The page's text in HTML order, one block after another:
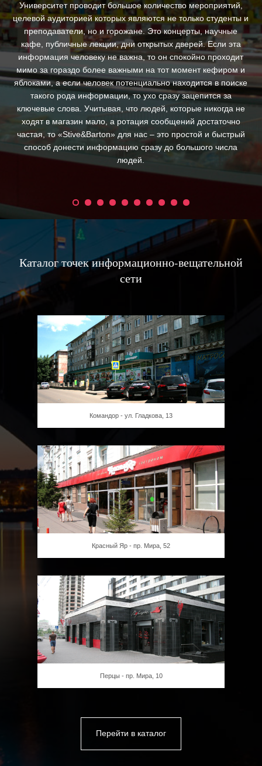
Университет проводит большое количество мероприятий,
целевой аудиторией которых являются не только студенты и
преподаватели, но и горожане. Это концерты, научные
кафе, публичные лекции, дни открытых дверей. Если эта
информация человеку не важна, то он спокойно проходит
мимо за гораздо более важными на тот момент кефиром и
яблоками, а если человек потенциально находится в поиске
такого рода информации, то ухо сразу зацепится за
ключевые слова. Учитывая, что людей, которые никогда не
ходят в магазин мало, а ротация сообщений достаточно
частая, то «Stive&Barton» для нас – это простой и быстрый
способ донести информацию сразу до большого числа
людей.
Каталог точек информационно-вещательной
сети
Командор - ул. Гладкова, 13
Красный Яр - пр. Мира, 52
Перцы - пр. Мира, 10
Перейти в каталог